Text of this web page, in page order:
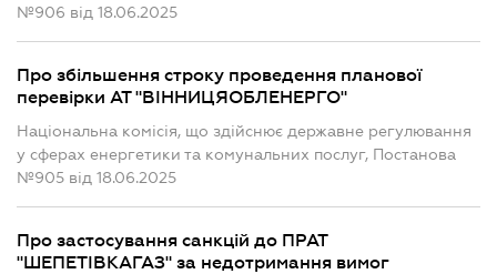
№906 від 18.06.2025
Про збільшення строку проведення планової
перевірки АТ "ВІННИЦЯОБЛЕНЕРГО"
Національна комісія, що здійснює державне регулювання
у сферах енергетики та комунальних послуг, Постанова
№905 від 18.06.2025
Про застосування санкцій до ПРАТ
"ШЕПЕТІВКАГАЗ" за недотримання вимог